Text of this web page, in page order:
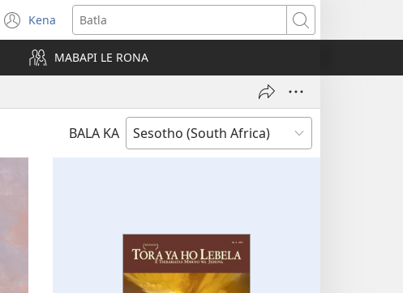
Kena
(opens
new
window)
Batla
MABAPI LE RONA
BALA KA